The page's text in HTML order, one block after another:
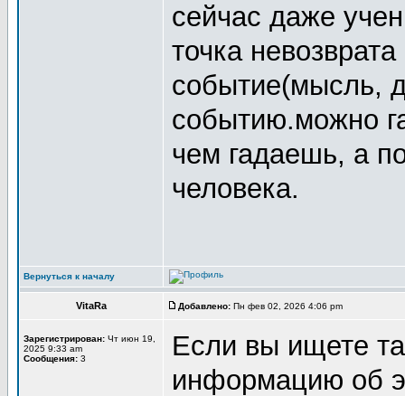
сейчас даже
точка
событие(мысль,
событию.можно
чем гадаешь, а
человека.
Вернуться к началу
VitaRa Добавлено: Пн фев 02, 2026 4:06 pm
Зарегистрирован: Чт июн 19,
2025 9:33 am
Сообщения: 3
Если вы ищете
информацию об